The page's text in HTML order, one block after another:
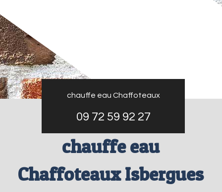
chauffe eau Chaffoteaux
09 72 59 92 27
chauffe eau
Chaffoteaux Isbergues